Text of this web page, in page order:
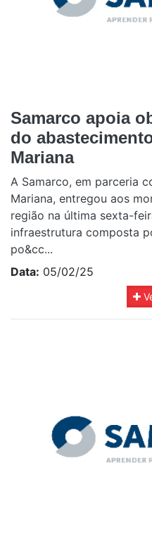
Samarco apoia
do
Mariana
A Samarco, em parceria
Mariana, entregou aos
região na última sexta-
infraestrutura composta
po&cc...
Data: 05/02/25